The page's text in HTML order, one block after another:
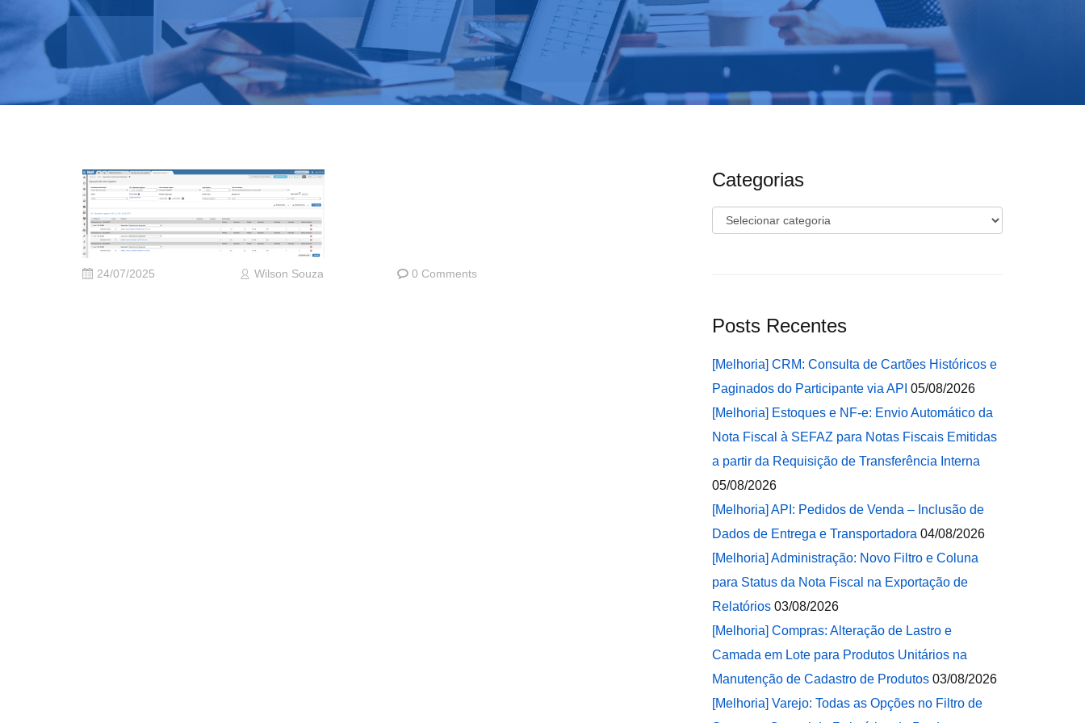
24/07/2025 Wilson Souza 0 Comments
Categorias
Categorias
Posts Recentes
[Melhoria] CRM: Consulta de Cartões Históricos e
Paginados do Participante via API 05/08/2026
[Melhoria] Estoques e NF-e: Envio Automático da
Nota Fiscal à SEFAZ para Notas Fiscais Emitidas
a partir da Requisição de Transferência Interna
05/08/2026
[Melhoria] API: Pedidos de Venda – Inclusão de
Dados de Entrega e Transportadora 04/08/2026
[Melhoria] Administração: Novo Filtro e Coluna
para Status da Nota Fiscal na Exportação de
Relatórios 03/08/2026
[Melhoria] Compras: Alteração de Lastro e
Camada em Lote para Produtos Unitários na
Manutenção de Cadastro de Produtos 03/08/2026
[Melhoria] Varejo: Todas as Opções no Filtro de